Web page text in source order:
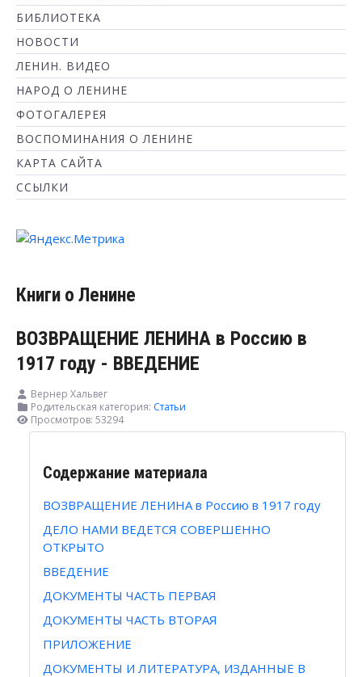
БИБЛИОТЕКА
НОВОСТИ
ЛЕНИН. ВИДЕО
НАРОД О ЛЕНИНЕ
ФОТОГАЛЕРЕЯ
ВОСПОМИНАНИЯ О ЛЕНИНЕ
КАРТА САЙТА
ССЫЛКИ
Книги о Ленине
ВОЗВРАЩЕНИЕ ЛЕНИНА в Россию в
1917 году - ВВЕДЕНИЕ
Вернер Хальвег
Родительская категория: Статьи
Просмотров: 53294
Содержание материала
ВОЗВРАЩЕНИЕ ЛЕНИНА в Россию в 1917 году
ДЕЛО НАМИ ВЕДЕТСЯ СОВЕРШЕННО
ОТКРЫТО
ВВЕДЕНИЕ
ДОКУМЕНТЫ ЧАСТЬ ПЕРВАЯ
ДОКУМЕНТЫ ЧАСТЬ ВТОРАЯ
ПРИЛОЖЕНИЕ
ДОКУМЕНТЫ И ЛИТЕРАТУРА, ИЗДАННЫЕ В